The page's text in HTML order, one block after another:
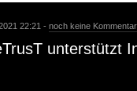
22:21 - noch keine
unterstützt